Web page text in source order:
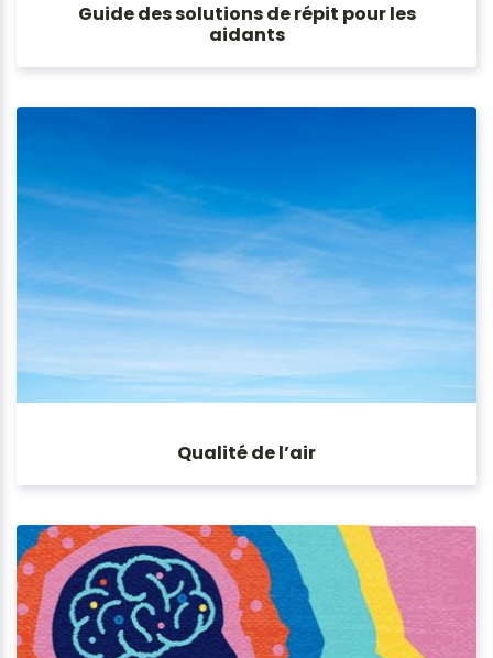
Guide des solutions de répit pour les
aidants
Qualité de l’air